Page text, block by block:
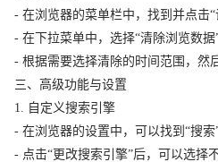
- 在浏览器的菜单栏中，找到并点击“
- 在下拉菜单中，选择“清除浏览数据
- 根据需要选择清除的时间范围，然
三、高级功能与设置
1. 自定义搜索引擎
- 在浏览器的设置中，可以找到“搜索
- 点击“更改搜索引擎”后，可以选择